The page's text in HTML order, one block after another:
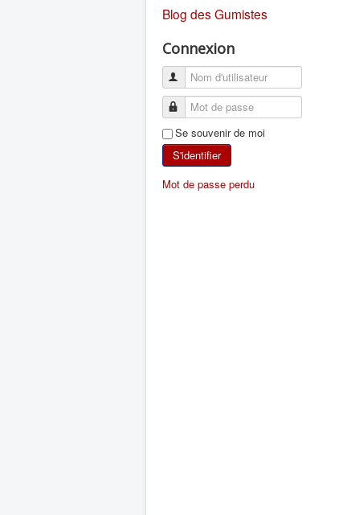
Blog des Gumistes
Connexion
Se souvenir de moi
S'identifier
Mot de passe perdu